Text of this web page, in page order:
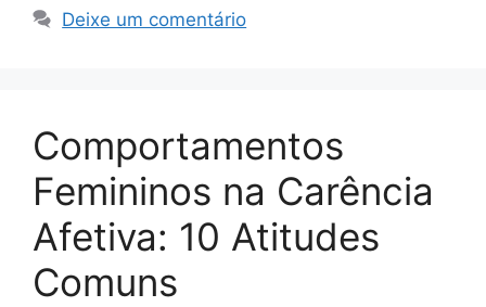
Deixe um comentário
Comportamentos
Femininos na Carência
Afetiva: 10 Atitudes
Comuns